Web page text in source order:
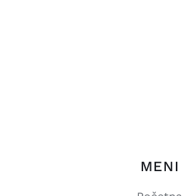
MENI